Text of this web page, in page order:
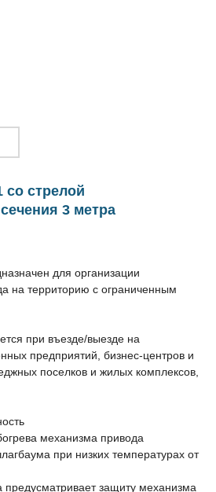
со стрелой
3 метра
для организации
на территорию с ограниченным
при въезде/выезде на
предприятий, бизнес-центров и
поселков и жилых комплексов,
механизма привода
при низких температурах от
предусматривает защиту механизма